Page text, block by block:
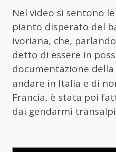
Nel video si sentono
pianto disperato del
ivoriana, che,
detto di essere in
documentazione della
andare in Italia e di
Francia, è stata poi
dai gendarmi